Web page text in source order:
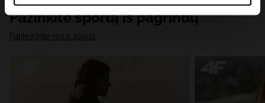
partnerių siūlomus sprendimus (pvz., socialinius tinklus).
Išsamią informaciją rasite mūsų Privatumo politikoje ir
skiltyje „Išsami informacija“.
Pažinkite sportą iš pagrindų
Patikrinkite visus įrašus